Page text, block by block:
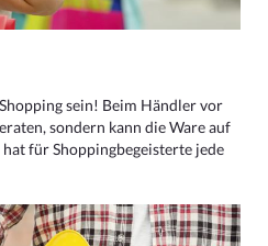
sein! Beim Händler vor
sondern kann die Ware auf
für Shoppingbegeisterte jede